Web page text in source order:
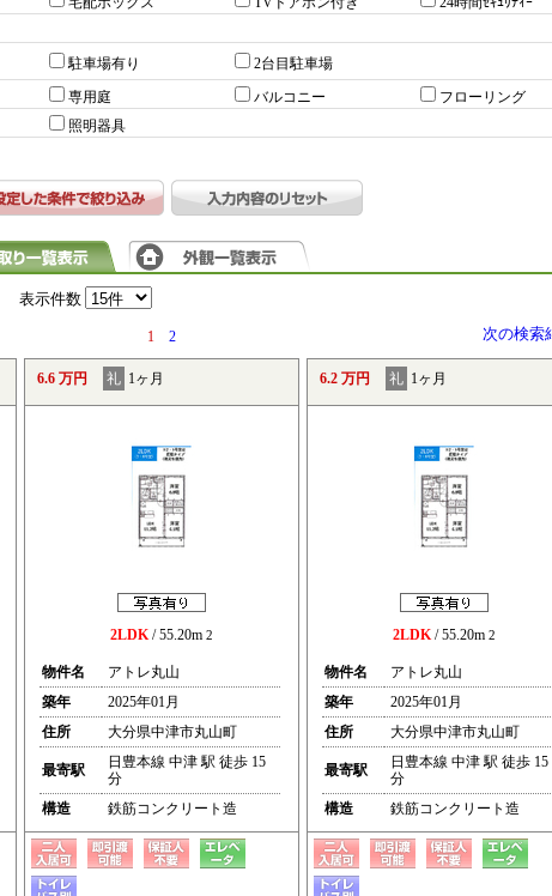
駐車場有り 2台目駐車場
専用庭 バルコニー
フローリング
照明器具
表示件数
1 2 次の検索
6.6 万円 礼 1ヶ月
2LDK/ 55.20m 2
物件名
アトレ丸山
築年
2025年01月
住所
大分県中津市丸山町
最寄駅
日豊本線 中津 駅 徒歩 15
分
構造
鉄筋コンクリート造
6.2 万円 礼 1ヶ月
2LDK/ 55.20m 2
物件名
アトレ丸山
築年
2025年01月
住所
大分県中津市丸山町
最寄駅
日豊本線 中津 駅 徒歩 15
分
構造
鉄筋コンクリート造